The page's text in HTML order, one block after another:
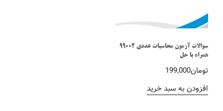
سوالات آزمون محاسبات عددی 99002
همراه با حل
تومان199,000
افزودن به سبد خرید